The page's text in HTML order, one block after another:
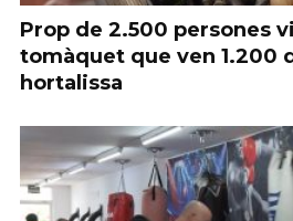
Prop de 2.500 persones
tomàquet que ven 1.200
hortalissa